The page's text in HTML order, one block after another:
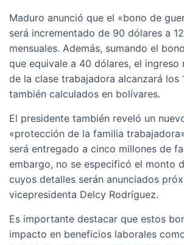
Maduro anunció que el «bono de
será incrementado de 90 dólares a
mensuales. Además, sumando el
que equivale a 40 dólares, el ingreso
de la clase trabajadora alcanzará los
también calculados en bolívares.
El presidente también reveló un
«protección de la familia
será entregado a cinco millones de
embargo, no se especificó el monto
cuyos detalles serán anunciados
vicepresidenta Delcy Rodríguez.
Es importante destacar que estos
impacto en beneficios laborales